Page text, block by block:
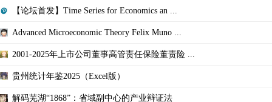
【论坛首发】Time Series for Economics an ...
Advanced Microeconomic Theory Felix Muno ...
2001-2025年上市公司董事高管责任保险董责险 ...
贵州统计年鉴2025（Excel版）
解码芜湖“1868”：省域副中心的产业辩证法